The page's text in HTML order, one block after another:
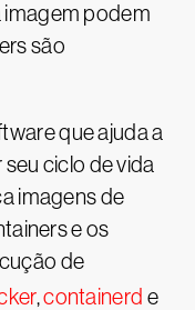
imagem podem
são
que ajuda a
ciclo de vida
imagens de
e os
de
,containerd e